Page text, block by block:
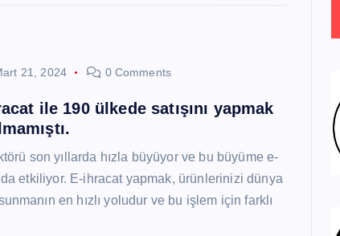
21, 2024 0 Comments
ile 190 ülkede satışını yapmak
son yıllarda hızla büyüyor ve bu büyüme e-
etkiliyor. E-ihracat yapmak, ürünlerinizi dünya
en hızlı yoludur ve bu işlem için farklı